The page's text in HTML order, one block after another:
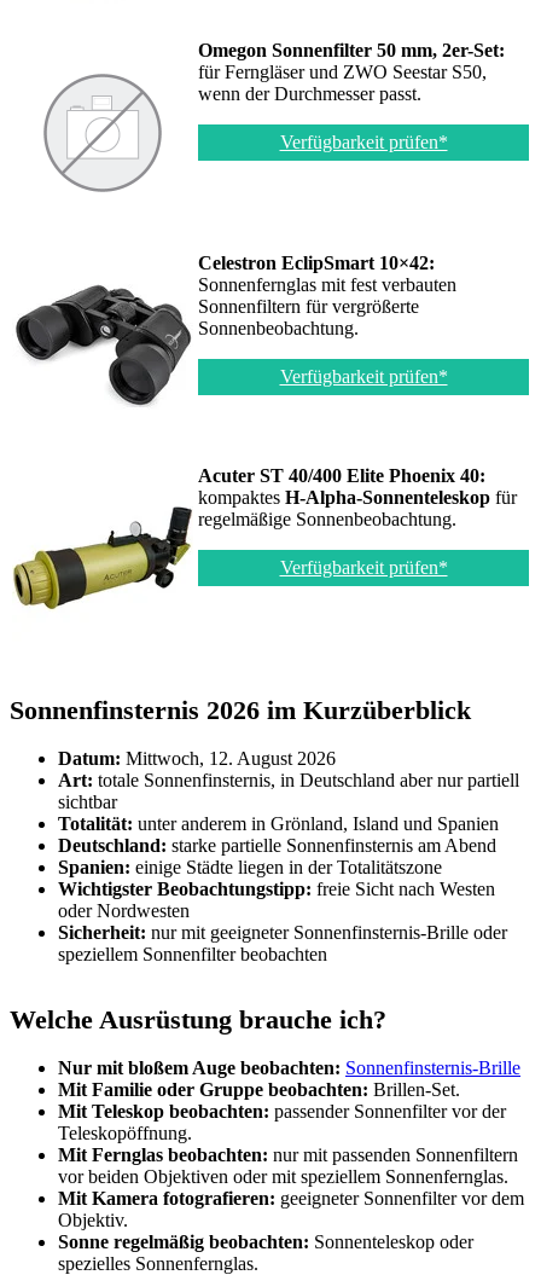
Omegon Sonnenfilter 50 mm, 2er-Set:
für Ferngläser und ZWO Seestar S50,
wenn der Durchmesser passt.
Verfügbarkeit prüfen*
Celestron EclipSmart 10×42:
Sonnenfernglas mit fest verbauten
Sonnenfiltern für vergrößerte
Sonnenbeobachtung.
Verfügbarkeit prüfen*
Acuter ST 40/400 Elite Phoenix 40:
kompaktes H-Alpha-Sonnenteleskop für
regelmäßige Sonnenbeobachtung.
Verfügbarkeit prüfen*
Sonnenfinsternis 2026 im Kurzüberblick
Datum: Mittwoch, 12. August 2026
Art: totale Sonnenfinsternis, in Deutschland aber nur partiell
sichtbar
Totalität: unter anderem in Grönland, Island und Spanien
Deutschland: starke partielle Sonnenfinsternis am Abend
Spanien: einige Städte liegen in der Totalitätszone
Wichtigster Beobachtungstipp: freie Sicht nach Westen
oder Nordwesten
Sicherheit: nur mit geeigneter Sonnenfinsternis-Brille oder
speziellem Sonnenfilter beobachten
Welche Ausrüstung brauche ich?
Nur mit bloßem Auge beobachten: Sonnenfinsternis-Brille
Mit Familie oder Gruppe beobachten: Brillen-Set.
Mit Teleskop beobachten: passender Sonnenfilter vor der
Teleskopöffnung.
Mit Fernglas beobachten: nur mit passenden Sonnenfiltern
vor beiden Objektiven oder mit speziellem Sonnenfernglas.
Mit Kamera fotografieren: geeigneter Sonnenfilter vor dem
Objektiv.
Sonne regelmäßig beobachten: Sonnenteleskop oder
spezielles Sonnenfernglas.